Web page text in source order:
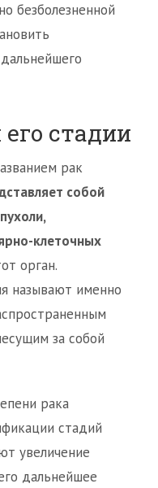
безболезненной
стадии
рак
собой
клеточных
орган.
называют именно
за собой
рака
стадий
увеличение
дальнейшее